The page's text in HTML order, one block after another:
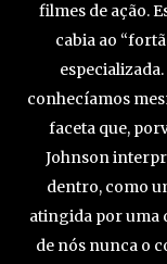
filmes de ação.
cabia ao
conhecíamos
faceta que,
Johnson
dentro, como
atingida por uma
de nós nunca o